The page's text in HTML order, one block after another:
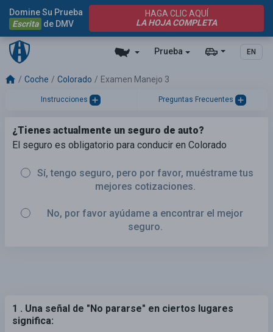
Prueba EN
Domine Su Prueba
Escrita de DMV
HAGA CLIC AQUÍ
LA HOJA COMPLETA
Coche Colorado Examen Manejo 3
Instrucciones Preguntas Frecuentes
¿Tienes actualmente un seguro de auto?
El seguro es obligatorio para conducir en Colorado
Sí, tengo seguro, pero por favor, muéstrame tus
mejores cotizaciones.
No, por favor ayúdame a encontrar el mejor
seguro.
1 . Una señal de "No pararse" en ciertos lugares
significa: